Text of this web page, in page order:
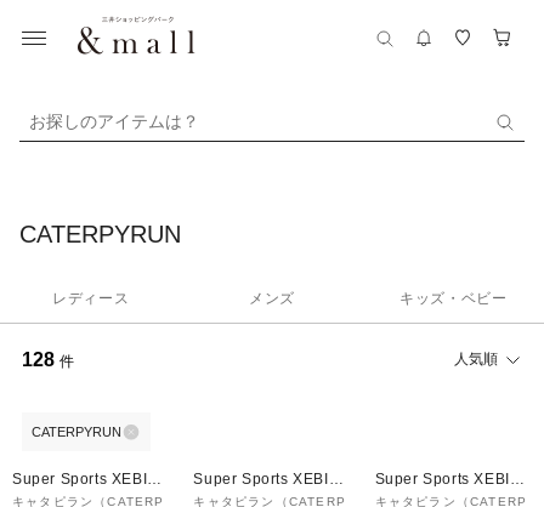
お探しのアイテムは？
CATERPYRUN
レディース メンズ キッズ・ベビー
128 件 人気順
CATERPYRUN
Super Sports XEBIO
&mall店
キャタピラン（CATERP
Super Sports XEBIO
&mall店
キャタピラン（CATERP
Super Sports XEBIO
&mall店
キャタピラン（CATERP